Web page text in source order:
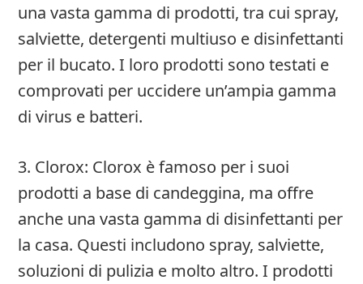
una vasta gamma di prodotti, tra cui spray,
salviette, detergenti multiuso e disinfettanti
per il bucato. I loro prodotti sono testati e
comprovati per uccidere un’ampia gamma
di virus e batteri.
3. Clorox: Clorox è famoso per i suoi
prodotti a base di candeggina, ma offre
anche una vasta gamma di disinfettanti per
la casa. Questi includono spray, salviette,
soluzioni di pulizia e molto altro. I prodotti